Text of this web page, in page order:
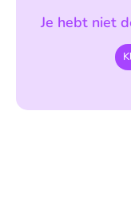
Je hebt niet